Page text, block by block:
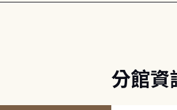
分館資